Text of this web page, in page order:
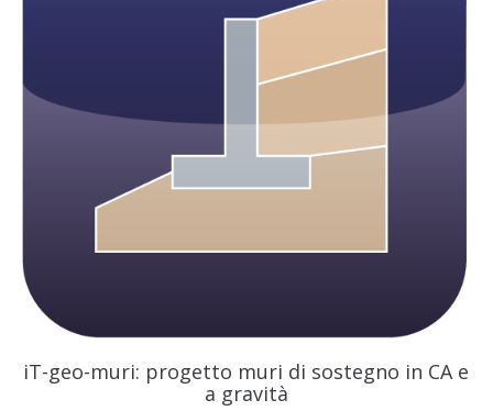
iT-geo-muri: progetto muri di sostegno in CA e
a gravità